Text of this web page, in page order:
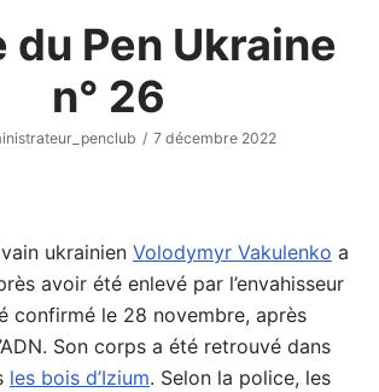
du Pen Ukraine
n° 26
7 décembre 2022
ukrainien Volodymyr Vakulenko a
avoir été enlevé par l’envahisseur
confirmé le 28 novembre, après
Son corps a été retrouvé dans
les bois d’Izium. Selon la police, les